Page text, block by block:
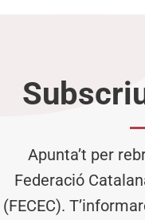
Apunta’t per
Federació
(FECEC).